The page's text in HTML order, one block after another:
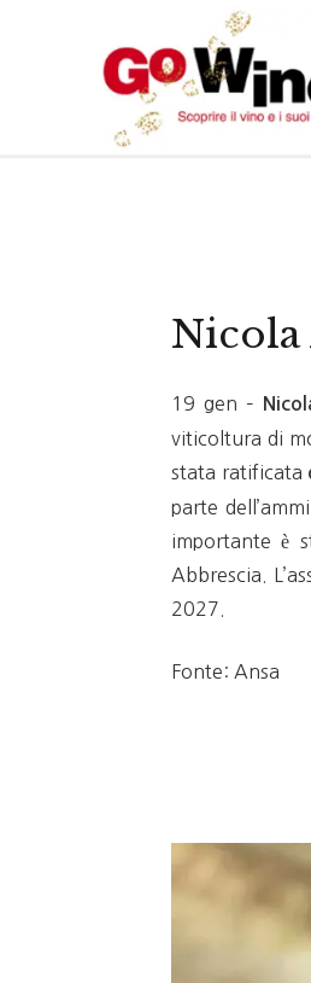
Nicola
19 gen –
viticoltura di
stata ratificata
parte
importante è
Abbrescia.
2027.
Fonte: Ansa